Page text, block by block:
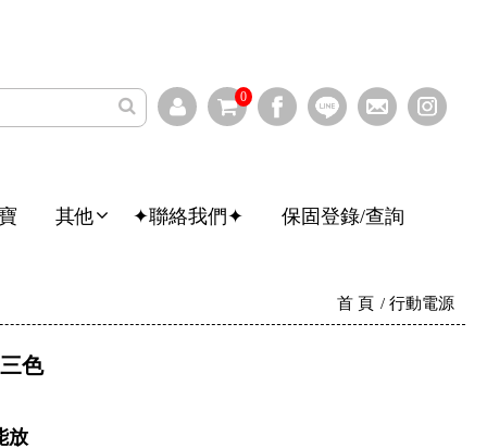
0
其他 ✦聯絡我們✦ 保固登錄/查詢
首 頁 行動電源
色